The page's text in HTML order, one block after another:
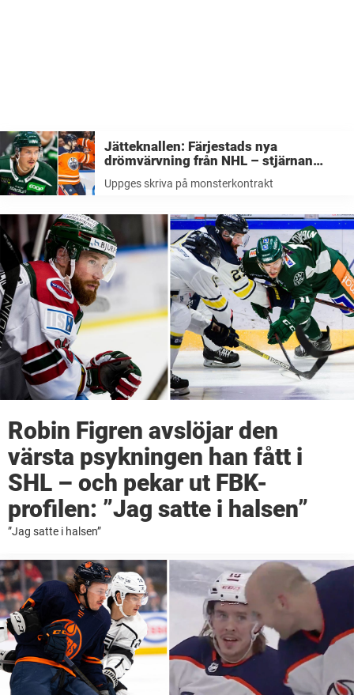
Jätteknallen: Färjestads nya
drömvärvning från NHL – stjärnan
uppges återvända på
monsterkontrakt(!)
Uppges skriva på monsterkontrakt
Robin Figren avslöjar den
värsta psykningen han fått i
SHL – och pekar ut FBK-
profilen: ”Jag satte i halsen”
”Jag satte i halsen”